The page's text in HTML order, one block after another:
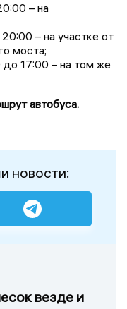
– на
– на участке от
моста;
до 17:00 – на том же
автобуса.
новости:
везде и